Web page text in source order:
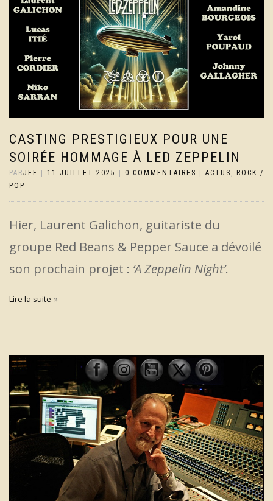
CASTING PRESTIGIEUX POUR UNE
SOIRÉE HOMMAGE À LED ZEPPELIN
PARJEF 11 JUILLET 2025 0 COMMENTAIRES ACTUS ,
ROCK /
POP
Hier, Laurent Galichon, guitariste du
groupe Red Beans & Pepper Sauce a dévoilé
son prochain projet : ‘A Zeppelin Night’.
Lire la suite